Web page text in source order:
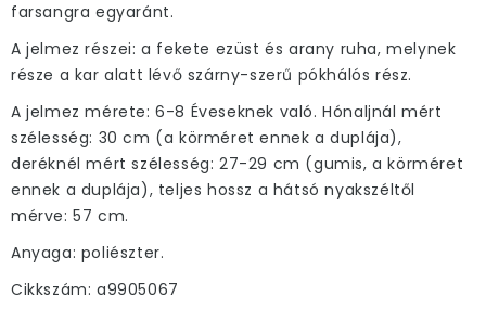
farsangra egyaránt.
A jelmez részei: a fekete ezüst és arany ruha, melynek
része a kar alatt lévő szárny-szerű pókhálós rész.
A jelmez mérete: 6-8 Éveseknek való. Hónaljnál mért
szélesség: 30 cm (a körméret ennek a duplája),
deréknél mért szélesség: 27-29 cm (gumis, a körméret
ennek a duplája), teljes hossz a hátsó nyakszéltől
mérve: 57 cm.
Anyaga: poliészter.
Cikkszám: a9905067